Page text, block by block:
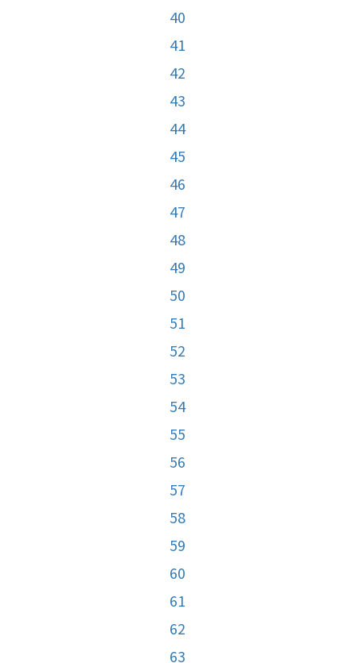
40
41
42
43
44
45
46
47
48
49
50
51
52
53
54
55
56
57
58
59
60
61
62
63